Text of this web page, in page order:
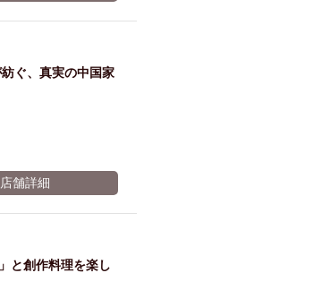
が
→
ぐ、真実の中国家
店舗詳細
と創作料理を楽し